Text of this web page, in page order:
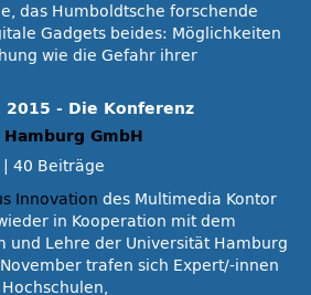
das Humboldtsche forschende
Gadgets beides: Möglichkeiten
wie die Gefahr ihrer
2015 - Die Konferenz
GmbH
40 Beiträge
Innovation des Multimedia Kontor
in Kooperation mit dem
und Lehre der Universität Hamburg
trafen sich Expert/-innen